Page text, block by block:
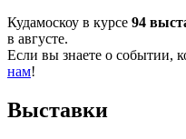
Кудамоскоу в курсе 94
в августе.
Если вы знаете о событии,
нам!
Выставки